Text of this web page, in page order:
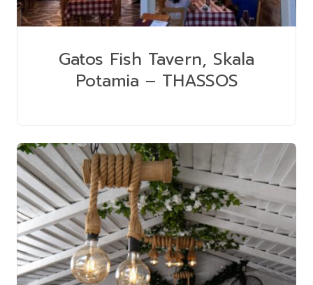
Gatos Fish Tavern, Skala
Potamia – THASSOS